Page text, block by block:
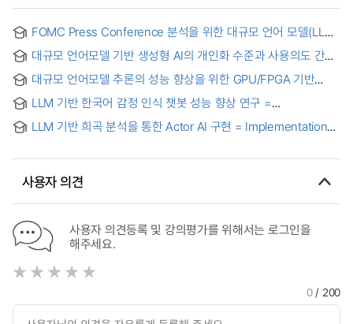
FOMC Press Conference 분석을 위한 대규모 언어 모델(LLM)
의 선호도 학습 연구 : 직접 선호 최적화(DPO)와 그룹 상대 정책
최적화(GRPO) 적용을 중심으로 = A Study on Preference
Learning of Large Language Models(LLM) for FOMC Press
Conference Analysis : Focusing on the Application of
Direct Preference Optimization (DPO) and Group Relative
Policy Optimization (GRPO)
대규모 언어모델 기반 생성형 AI의 개인화 수준과 사용의도 간의
관계: 프라이버시 계산이론과 허니콤 모델 기반 혼합연구 = The
Relationship Between Personalization Levels and Usage
Intention in Large Language Model-Based Generative AI:
A Mixed-Methods Study Based on Privacy Calculus
Theory and the Honeycomb Model
대규모 언어모델 추론의 성능 향상을 위한 GPU/FPGA 기반
하이브리드 플랫폼 개발
LLM 기반 한국어 감정 인식 챗봇 성능 향상 연구 =
Performance Improvement Study of Korean Emotion
Recognition Chatbots based on Large Language Models
LLM 기반 희곡 분석을 통한 Actor AI 구현 = Implementation
Language Models
사용자 의견
사용자 의견등록 및 강의평가를 위해서는 로그인을
해주세요.
0/ 200